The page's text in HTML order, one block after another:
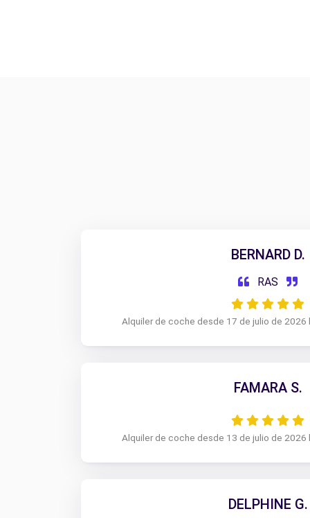
BERNARD D.
RAS
Alquiler de coche desde 17 de julio de 2026
FAMARA S.
Alquiler de coche desde 13 de julio de 2026
DELPHINE G.